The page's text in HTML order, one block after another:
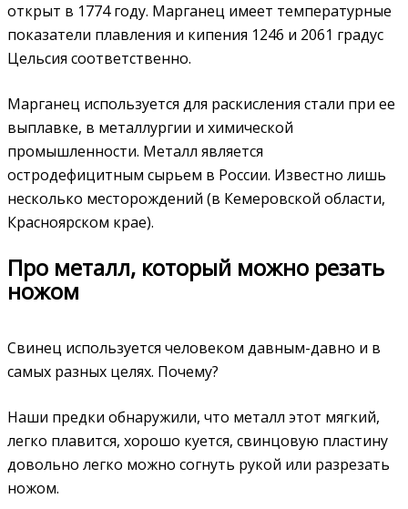
открыт в 1774 году. Марганец имеет температурные
показатели плавления и кипения 1246 и 2061 градус
Цельсия соответственно.
Марганец используется для раскисления стали при ее
выплавке, в металлургии и химической
промышленности. Металл является
остродефицитным сырьем в России. Известно лишь
несколько месторождений (в Кемеровской области,
Красноярском крае).
Про металл, который можно резать
ножом
Свинец используется человеком давным-давно и в
самых разных целях. Почему?
Наши предки обнаружили, что металл этот мягкий,
легко плавится, хорошо куется, свинцовую пластину
довольно легко можно согнуть рукой или разрезать
ножом.